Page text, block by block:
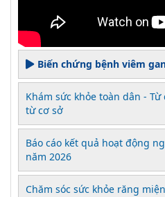
Biến chứng bệnh viêm
Khám sức khỏe toàn dân -
từ cơ sở
Báo cáo kết quả hoạt động
năm 2026
Chăm sóc sức khỏe răng